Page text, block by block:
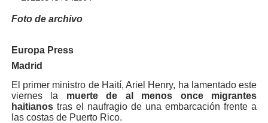
Foto de archivo
Europa Press
Madrid
El primer ministro de Haití, Ariel Henry, ha lamentado este
viernes la muerte de al menos once migrantes
haitianos tras el naufragio de una embarcación frente a
las costas de Puerto Rico.